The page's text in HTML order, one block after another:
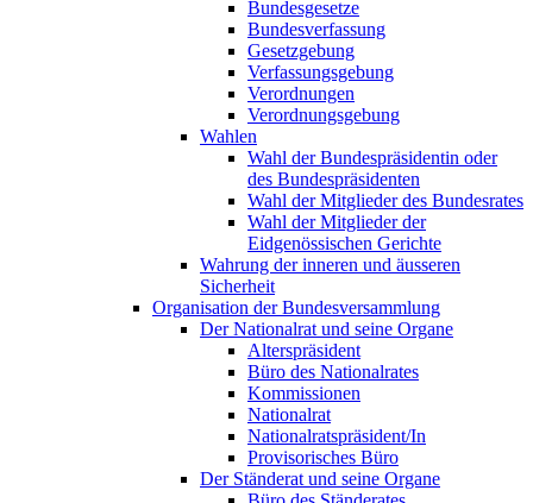
Bundesgesetze
Bundesverfassung
Gesetzgebung
Verfassungsgebung
Verordnungen
Verordnungsgebung
Wahlen
Wahl der Bundespräsidentin oder
des Bundespräsidenten
Wahl der Mitglieder des Bundesrates
Wahl der Mitglieder der
Eidgenössischen Gerichte
Wahrung der inneren und äusseren
Sicherheit
Organisation der Bundesversammlung
Der Nationalrat und seine Organe
Alterspräsident
Büro des Nationalrates
Kommissionen
Nationalrat
Nationalratspräsident/In
Provisorisches Büro
Der Ständerat und seine Organe